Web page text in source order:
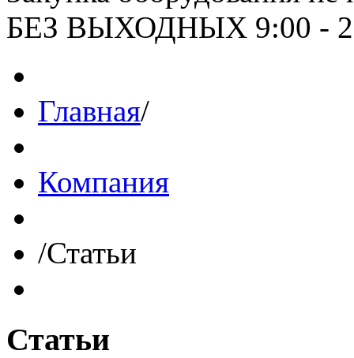
БЕЗ ВЫХОДНЫХ 9:00 -
Главная/
Компания
/Статьи
Статьи